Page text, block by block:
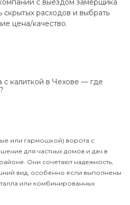
с выездом замерщика
расходов и выбрать
цена/качество.
калиткой в Чехове — где
или гармошкой) ворота с
для частных домов и дач в
Они сочетают надежность,
вид, особенно если выполнены
или комбинированных